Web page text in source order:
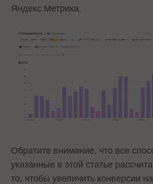
Яндекс.Метрика.
Обратите внимание, что все
указанные в этой статье
то, чтобы увеличить конверсии